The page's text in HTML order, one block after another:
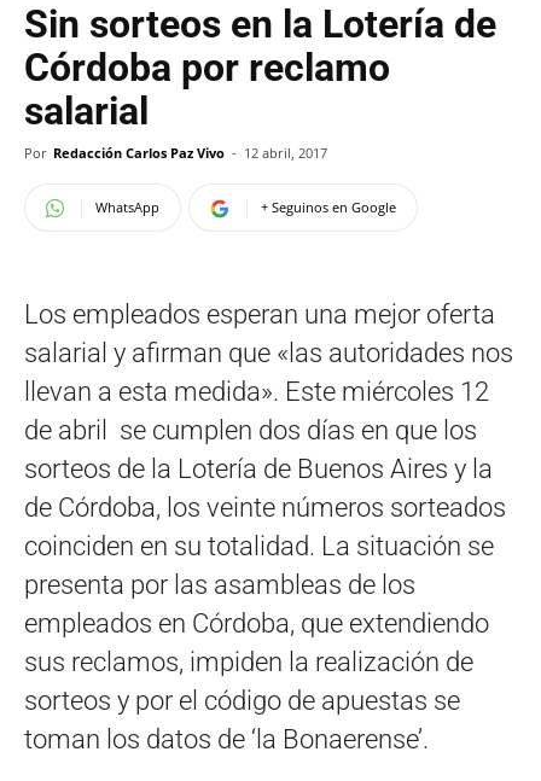
Sin sorteos en la Lotería de
Córdoba por reclamo
salarial
Por Redacción Carlos Paz Vivo - 12 abril, 2017
WhatsApp + Seguinos en Google
Los empleados esperan una mejor oferta
salarial y afirman que «las autoridades nos
llevan a esta medida». Este miércoles 12
de abril se cumplen dos días en que los
sorteos de la Lotería de Buenos Aires y la
de Córdoba, los veinte números sorteados
coinciden en su totalidad. La situación se
presenta por las asambleas de los
empleados en Córdoba, que extendiendo
sus reclamos, impiden la realización de
sorteos y por el código de apuestas se
toman los datos de ‘la Bonaerense’.